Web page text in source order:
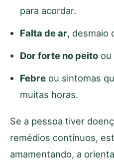
para acordar.
Falta de ar, desmaio
Dor forte no peito ou
Febre ou sintomas
muitas horas.
Se a pessoa tiver
remédios contínuos,
amamentando, a